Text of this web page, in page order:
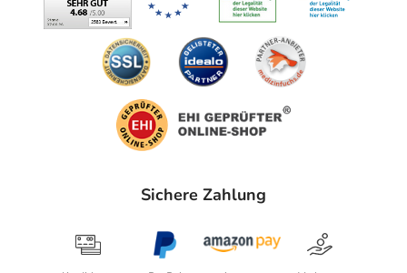
Sichere Zahlung